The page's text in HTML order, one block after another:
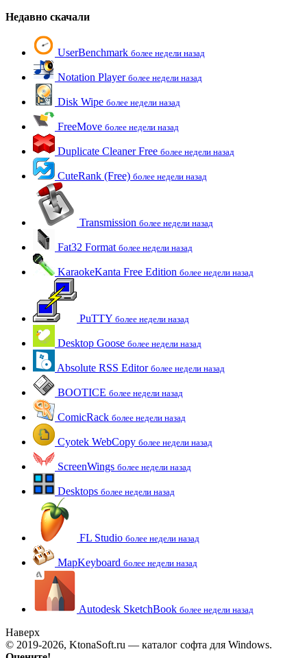
Недавно скачали
UserBenchmark более недели назад
Notation Player более недели назад
Disk Wipe более недели назад
FreeMove более недели назад
Duplicate Cleaner Free более недели назад
CuteRank (Free) более недели назад
Transmission более недели назад
Fat32 Format более недели назад
KaraokeKanta Free Edition более недели назад
PuTTY более недели назад
Desktop Goose более недели назад
Absolute RSS Editor более недели назад
BOOTICE более недели назад
ComicRack более недели назад
Cyotek WebCopy более недели назад
ScreenWings более недели назад
Desktops более недели назад
FL Studio более недели назад
MapKeyboard более недели назад
Autodesk SketchBook более недели назад
Наверх
© 2019-2026, KtonaSoft.ru — каталог софта для Windows.